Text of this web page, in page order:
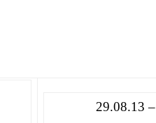
29.08.13 –